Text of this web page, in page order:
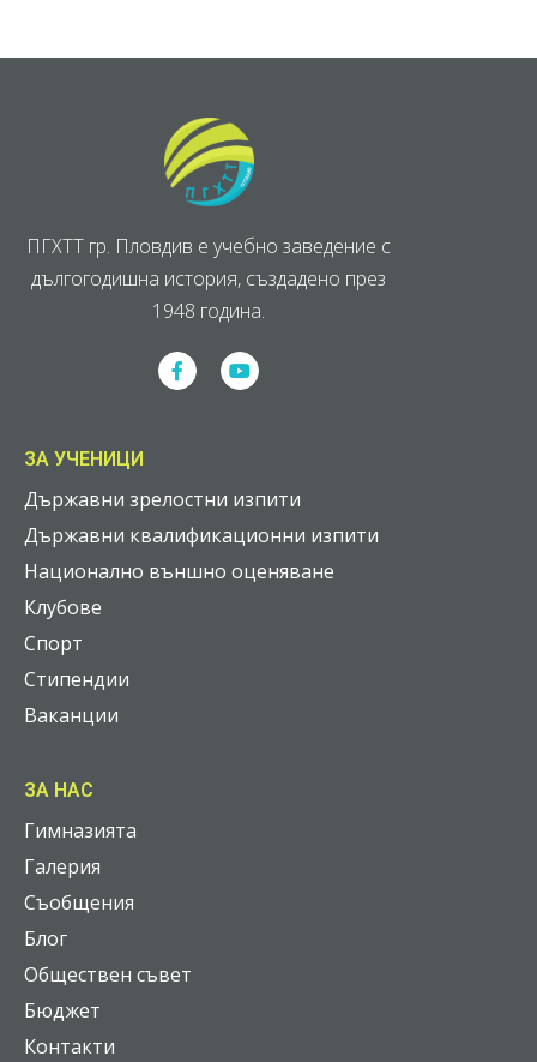
ПГХТТ гр. Пловдив е учебно заведение с
дългогодишна история, създадено през
1948 година.
ЗА УЧЕНИЦИ
Държавни зрелостни изпити
Държавни квалификационни изпити
Национално външно оценяване
Клубове
Спорт
Стипендии
Ваканции
ЗА НАС
Гимназията
Галерия
Съобщения
Блог
Обществен съвет
Бюджет
Контакти